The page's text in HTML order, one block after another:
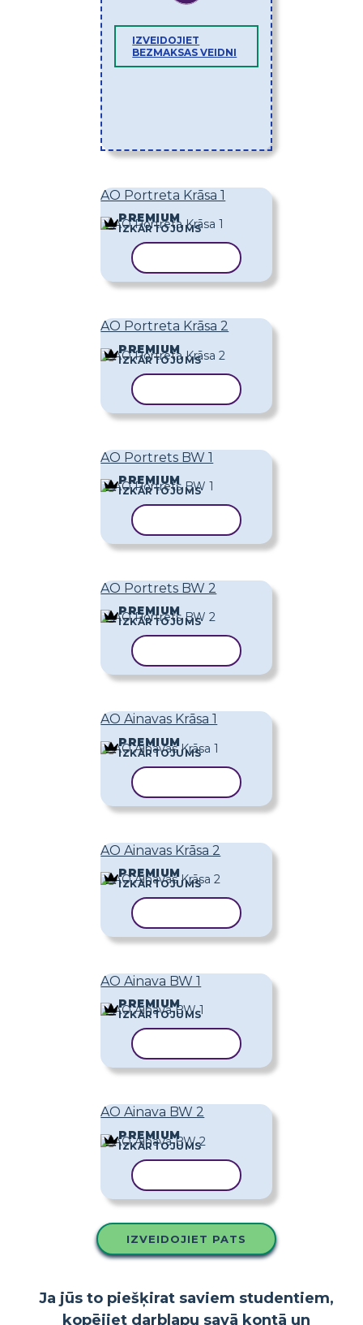
IZVEIDOJIET
BEZMAKSAS VEIDNI
AO Portreta Krāsa 1
PREMIUM
IZKĀRTOJUMS
AO Portreta Krāsa 2
PREMIUM
IZKĀRTOJUMS
AO Portrets BW 1
PREMIUM
IZKĀRTOJUMS
AO Portrets BW 2
PREMIUM
IZKĀRTOJUMS
AO Ainavas Krāsa 1
PREMIUM
IZKĀRTOJUMS
AO Ainavas Krāsa 2
PREMIUM
IZKĀRTOJUMS
AO Ainava BW 1
PREMIUM
IZKĀRTOJUMS
AO Ainava BW 2
PREMIUM
IZKĀRTOJUMS
IZVEIDOJIET PATS
Ja jūs to piešķirat saviem studentiem,
kopējiet darblapu savā kontā un